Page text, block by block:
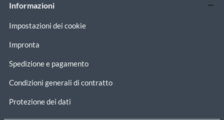
Informazioni
Impostazioni dei cookie
Impronta
Spedizione e pagamento
Condizioni generali di contratto
Protezione dei dati